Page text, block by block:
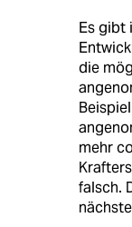
Es gibt
die
mehr
falsch.